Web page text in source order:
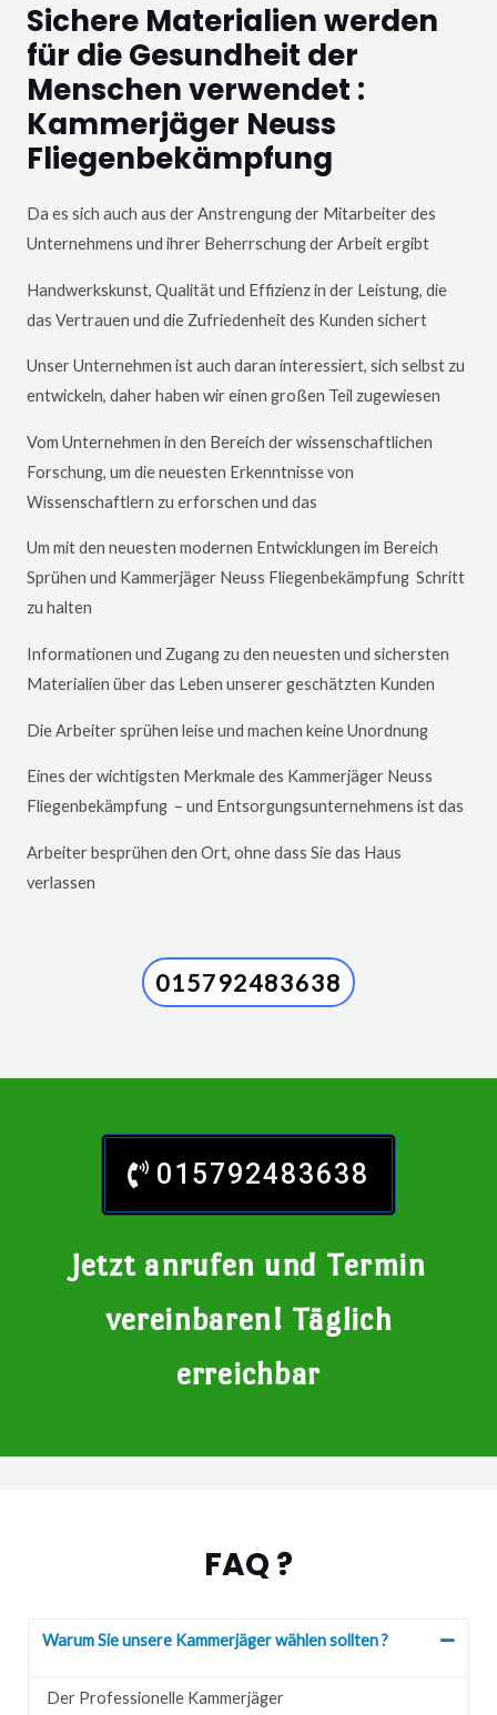
Sichere Materialien werden
für die Gesundheit der
Menschen verwendet :
Kammerjäger Neuss
Fliegenbekämpfung
Da es sich auch aus der Anstrengung der Mitarbeiter des
Unternehmens und ihrer Beherrschung der Arbeit ergibt
Handwerkskunst, Qualität und Effizienz in der Leistung, die
das Vertrauen und die Zufriedenheit des Kunden sichert
Unser Unternehmen ist auch daran interessiert, sich selbst zu
entwickeln, daher haben wir einen großen Teil zugewiesen
Vom Unternehmen in den Bereich der wissenschaftlichen
Forschung, um die neuesten Erkenntnisse von
Wissenschaftlern zu erforschen und das
Um mit den neuesten modernen Entwicklungen im Bereich
Sprühen und Kammerjäger Neuss Fliegenbekämpfung Schritt
zu halten
Informationen und Zugang zu den neuesten und sichersten
Materialien über das Leben unserer geschätzten Kunden
Die Arbeiter sprühen leise und machen keine Unordnung
Eines der wichtigsten Merkmale des Kammerjäger Neuss
Fliegenbekämpfung – und Entsorgungsunternehmens ist das
Arbeiter besprühen den Ort, ohne dass Sie das Haus
verlassen
015792483638
015792483638
Jetzt anrufen und Termin
vereinbaren! Täglich
erreichbar
FAQ ?
Warum Sie unsere Kammerjäger wählen sollten ?
Der Professionelle Kammerjäger